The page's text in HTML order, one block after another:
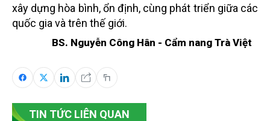
xây dựng hòa bình, ổn định, cùng phát triển giữa các
quốc gia và trên thế giới.
BS. Nguyễn Công Hân - Cẩm nang Trà Việt
TIN TỨC LIÊN QUAN